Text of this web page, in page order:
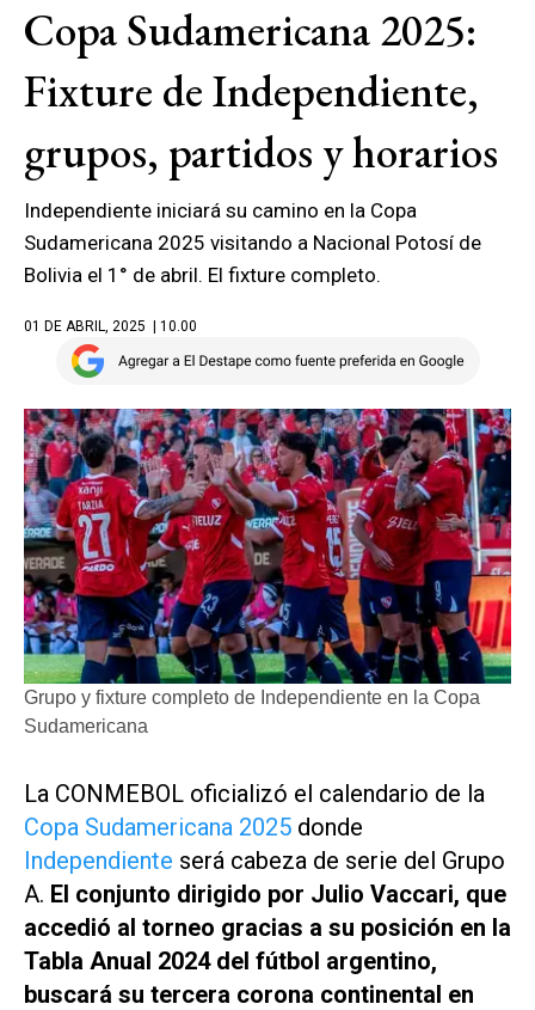
Copa Sudamericana 2025:
Fixture de Independiente,
grupos, partidos y horarios
Independiente iniciará su camino en la Copa
Sudamericana 2025 visitando a Nacional Potosí de
Bolivia el 1° de abril. El fixture completo.
01 DE ABRIL, 2025 | 10.00
Grupo y fixture completo de Independiente en la Copa
Sudamericana
La CONMEBOL oficializó el calendario de la
Copa Sudamericana 2025 donde
Independiente será cabeza de serie del Grupo
A. El conjunto dirigido por Julio Vaccari, que
accedió al torneo gracias a su posición en la
Tabla Anual 2024 del fútbol argentino,
buscará su tercera corona continental en